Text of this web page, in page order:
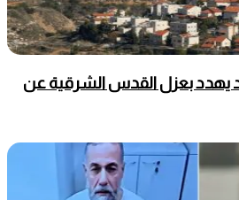
بعزل القدس الشرقية عن